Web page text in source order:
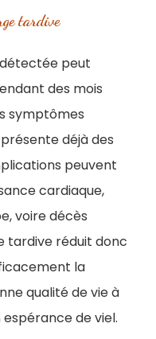
tardive
peut
des mois
symptômes
déjà des
peuvent
cardiaque,
voire décès
tardive réduit donc
la
qualité de vie à
espérance de viel.